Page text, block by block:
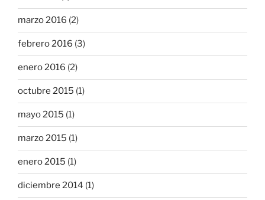
marzo 2016 (2)
febrero 2016 (3)
enero 2016 (2)
octubre 2015 (1)
mayo 2015 (1)
marzo 2015 (1)
enero 2015 (1)
diciembre 2014 (1)